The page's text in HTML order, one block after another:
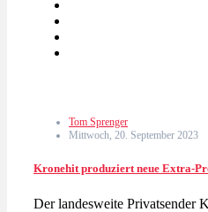
Tom Sprenger
Mittwoch, 20. September 2023
Kronehit produziert neue Extra-
Der landesweite Privatsender